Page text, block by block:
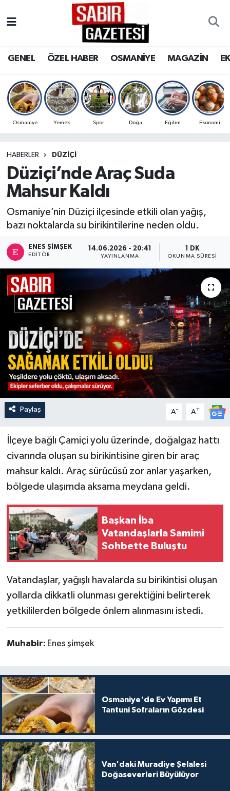
GENEL ÖZEL HABER OSMANİYE MAGAZİN
Osmaniye Yemek Spor Doğa Eğitim Ekonomi
HABERLER DÜZIÇI
Düziçi’nde Araç Suda
Mahsur Kaldı
Osmaniye’nin Düziçi ilçesinde etkili olan yağış,
bazı noktalarda su birikintilerine neden oldu.
ENES ŞIMŞEK
EDITÖR
14.06.2026 - 20:41
YAYINLANMA
1 DK
OKUNMA SÜRESI
Paylaş A- A+
İlçeye bağlı Çamiçi yolu üzerinde, doğalgaz hattı
civarında oluşan su birikintisine giren bir araç
mahsur kaldı. Araç sürücüsü zor anlar yaşarken,
bölgede ulaşımda aksama meydana geldi.
Başkan İba
Vatandaşlarla Samimi
Sohbette Buluştu
Vatandaşlar, yağışlı havalarda su birikintisi oluşan
yollarda dikkatli olunması gerektiğini belirterek
yetkililerden bölgede önlem alınmasını istedi.
Muhabir: Enes şimşek
Osmaniye'de Ev Yapımı Et
Tantuni Sofraların Gözdesi
Van'daki Muradiye Şelalesi
Doğaseverleri Büyülüyor
OSMANİYE
MAGAZİN
SPOR
RESMİ İLANLAR
Osmaniye Nöbetçi Eczaneler
Osmaniye Trafik Yoğunluk Haritası
Süper Lig Puan Durumu ve Fikstür
Son Dakika Haberleri
Haber Arşivi